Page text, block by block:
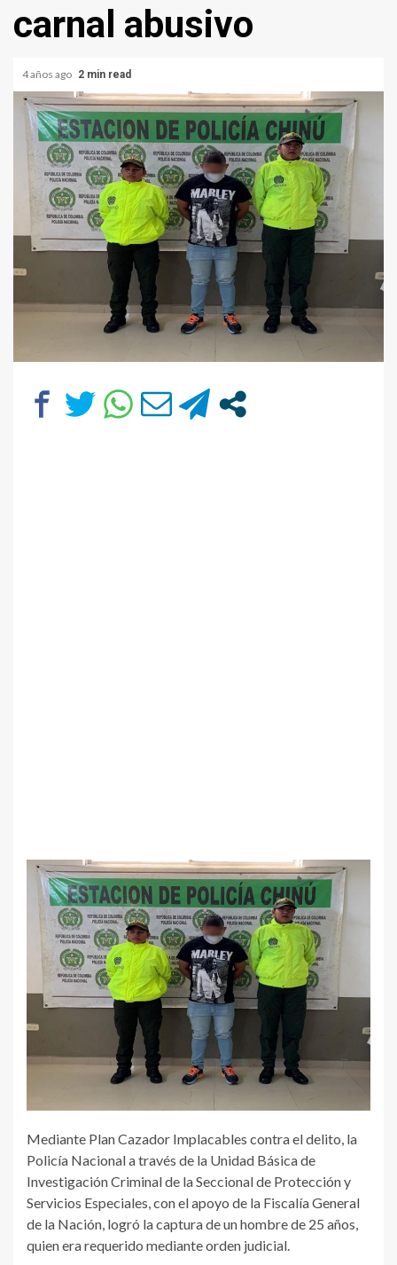
carnal abusivo
4 años ago 2 min read
Mediante Plan Cazador Implacables contra el delito, la
Policía Nacional a través de la Unidad Básica de
Investigación Criminal de la Seccional de Protección y
Servicios Especiales, con el apoyo de la Fiscalía General
de la Nación, logró la captura de un hombre de 25 años,
quien era requerido mediante orden judicial.